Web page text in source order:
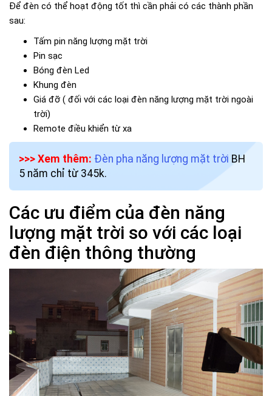
Để đèn có thể hoạt động tốt thì cần phải có các thành phần
sau:
Tấm pin năng lượng mặt trời
Pin sạc
Bóng đèn Led
Khung đèn
Giá đỡ ( đối với các loại đèn năng lượng mặt trời ngoài
trời)
Remote điều khiển từ xa
>>> Xem thêm: Đèn pha năng lượng mặt trời BH
5 năm chỉ từ 345k.
Các ưu điểm của đèn năng
lượng mặt trời so với các loại
đèn điện thông thường